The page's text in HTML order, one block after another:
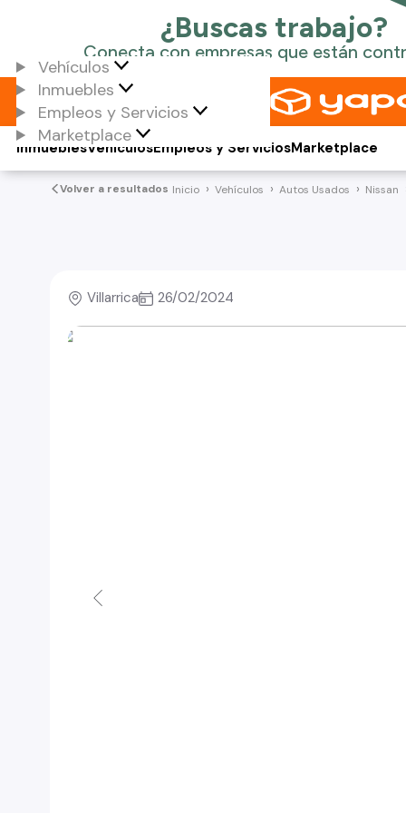
Vehículos
Inmuebles
Empleos y Servicios
Marketplace
Vehículos
Inmuebles Empleos y ServiciosMarketplace
Volver a resultados Inicio Vehículos Autos Usados Nissan
Villarrica 26/02/2024